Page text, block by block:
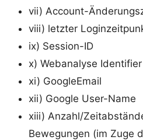
vii) Account-
viii) letzter
ix) Session-ID
x) Webanalyse Identifier
xi) GoogleEmail
xii) Google User-Name
xiii) Anzahl/
Bewegungen (im Zuge